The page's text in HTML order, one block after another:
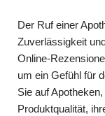
Der Ruf einer
Zuverlässigkeit
Online-
um ein Gefühl für
Sie auf
Produktqualität,